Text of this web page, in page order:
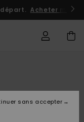
Acheter
sans accepter